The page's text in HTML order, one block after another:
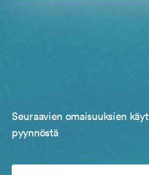
Seuraavien omaisuuksien
pyynnöstä